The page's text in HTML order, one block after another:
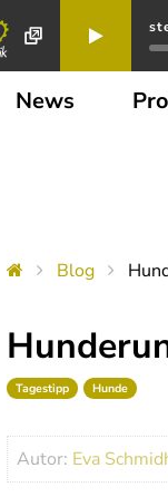
News
Blog
Tagestipp Hunde
Autor: Eva